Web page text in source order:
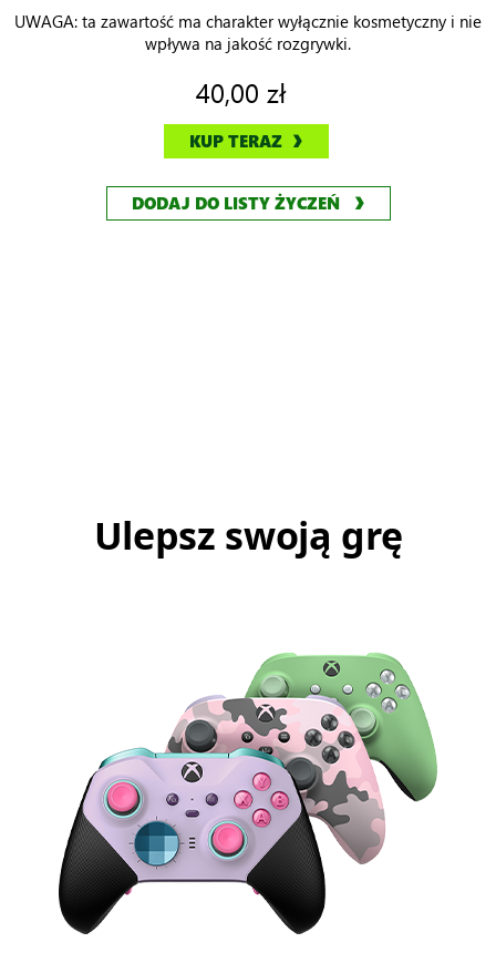
UWAGA: ta zawartość ma charakter wyłącznie kosmetyczny i nie
wpływa na jakość rozgrywki.
40,00 zł
KUP TERAZ
DODAJ DO LISTY ŻYCZEŃ
Ulepsz swoją grę